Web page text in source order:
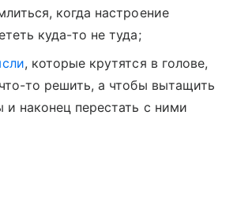
когда настроение
куда-то не туда;
, которые крутятся в голове,
то решить, а чтобы вытащить
и наконец перестать с ними